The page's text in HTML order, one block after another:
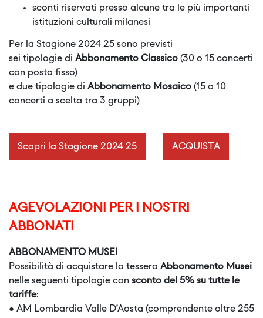
sconti riservati presso alcune tra le più importanti
istituzioni culturali milanesi
Per la Stagione 2024 25 sono previsti
sei tipologie di Abbonamento Classico (30 o 15 concerti
con posto fisso)
e due tipologie di Abbonamento Mosaico (15 o 10
concerti a scelta tra 3 gruppi)
Scopri la Stagione 2024 25 ACQUISTA
AGEVOLAZIONI PER I NOSTRI
ABBONATI
ABBONAMENTO MUSEI
Possibilità di acquistare la tessera Abbonamento Musei
nelle seguenti tipologie con sconto del 5% su tutte le
tariffe:
● AM Lombardia Valle D’Aosta (comprendente oltre 255